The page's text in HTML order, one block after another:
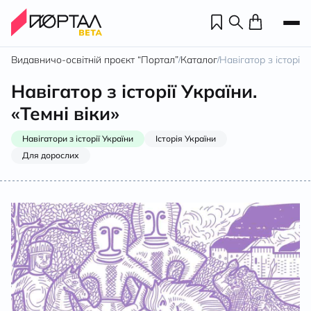
Видавничо-освітній проєкт “Портал”/Каталог/Навігатор з історії
Навігатор з історії України.
«Темні віки»
Навігатори з історії України
Історія України
Для дорослих